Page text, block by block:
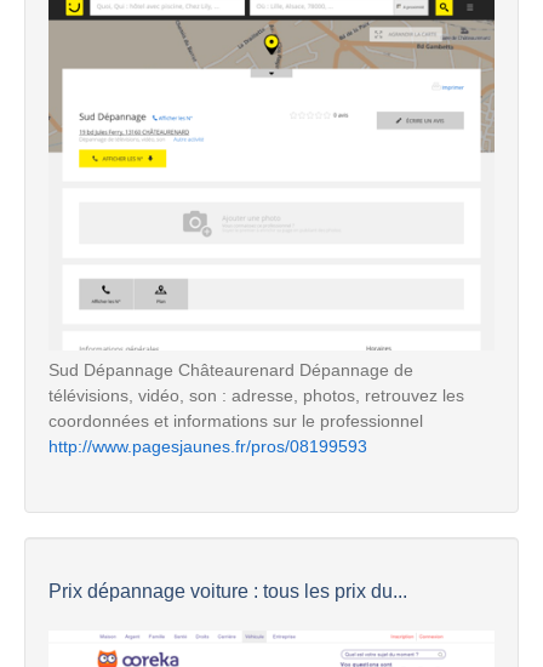
Sud Dépannage Châteaurenard Dépannage de
télévisions, vidéo, son : adresse, photos, retrouvez les
coordonnées et informations sur le professionnel
http://www.pagesjaunes.fr/pros/08199593
Prix dépannage voiture : tous les prix du...